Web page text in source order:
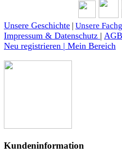
Unsere Geschichte Unsere
Impressum & Datenschutz | AGB
Neu registrieren | Mein Bereich
Kundeninformation